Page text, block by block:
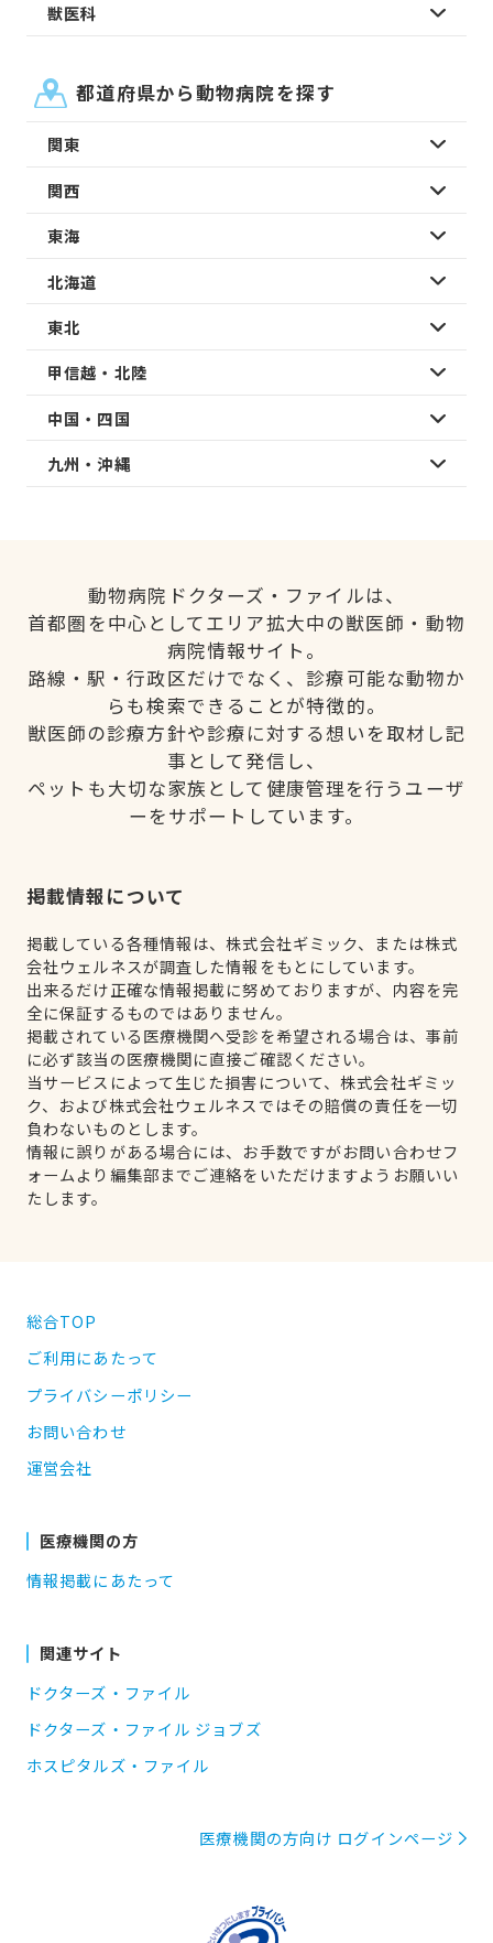
獣医科
都道府県から動物病院を探す
関東
関西
東海
北海道
東北
甲信越・北陸
中国・四国
九州・沖縄
動物病院ドクターズ・ファイルは、
首都圏を中心としてエリア拡大中の獣医師・動物
病院情報サイト。
路線・駅・行政区だけでなく、診療可能な動物か
らも検索できることが特徴的。
獣医師の診療方針や診療に対する想いを取材し記
事として発信し、
ペットも大切な家族として健康管理を行うユーザ
ーをサポートしています。
掲載情報について
掲載している各種情報は、株式会社ギミック、または株式
会社ウェルネスが調査した情報をもとにしています。
出来るだけ正確な情報掲載に努めておりますが、内容を完
全に保証するものではありません。
掲載されている医療機関へ受診を希望される場合は、事前
に必ず該当の医療機関に直接ご確認ください。
当サービスによって生じた損害について、株式会社ギミッ
ク、および株式会社ウェルネスではその賠償の責任を一切
負わないものとします。
情報に誤りがある場合には、お手数ですがお問い合わせフ
ォームより編集部までご連絡をいただけますようお願いい
たします。
総合TOP
ご利用にあたって
プライバシーポリシー
お問い合わせ
運営会社
医療機関の方
情報掲載にあたって
関連サイト
ドクターズ・ファイル
ドクターズ・ファイル ジョブズ
ホスピタルズ・ファイル
医療機関の方向け ログインページ